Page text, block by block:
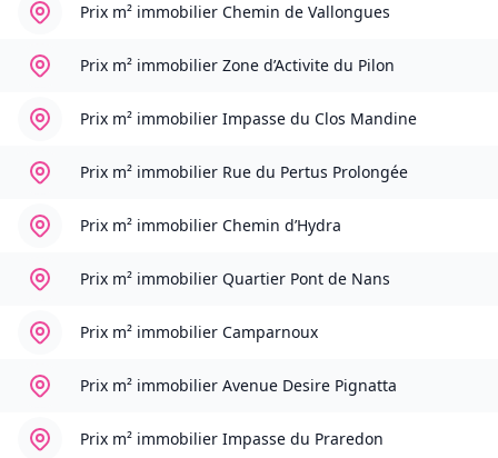
Prix m² immobilier Chemin de Vallongues
Prix m² immobilier Zone d’Activite du Pilon
Prix m² immobilier Impasse du Clos Mandine
Prix m² immobilier Rue du Pertus Prolongée
Prix m² immobilier Chemin d’Hydra
Prix m² immobilier Quartier Pont de Nans
Prix m² immobilier Camparnoux
Prix m² immobilier Avenue Desire Pignatta
Prix m² immobilier Impasse du Praredon